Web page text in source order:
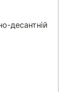
десантній